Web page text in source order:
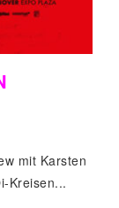
mit Karsten
Kreisen...